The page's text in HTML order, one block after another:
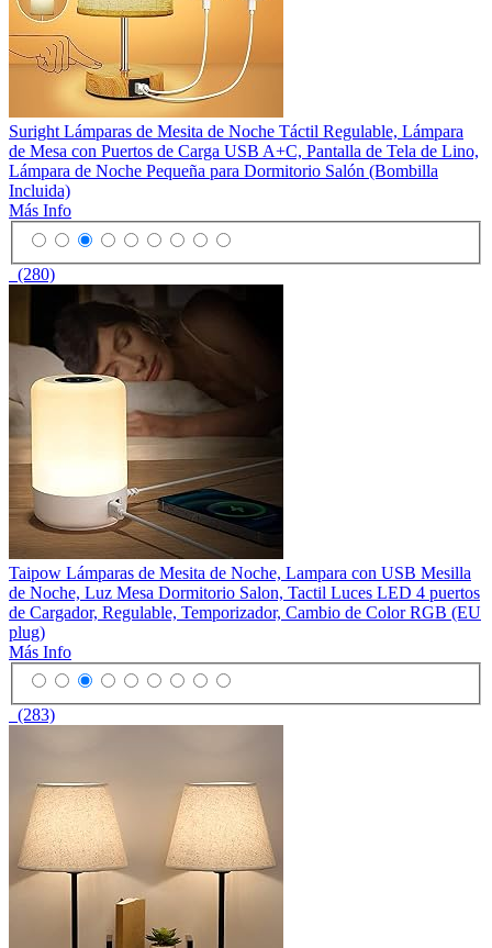
Suright Lámparas de Mesita de Noche Táctil Regulable, Lámpara
de Mesa con Puertos de Carga USB A+C, Pantalla de Tela de Lino,
Lámpara de Noche Pequeña para Dormitorio Salón (Bombilla
Incluida)
Más Info
(280)
Taipow Lámparas de Mesita de Noche, Lampara con USB Mesilla
de Noche, Luz Mesa Dormitorio Salon, Tactil Luces LED 4 puertos
de Cargador, Regulable, Temporizador, Cambio de Color RGB (EU
plug)
Más Info
(283)